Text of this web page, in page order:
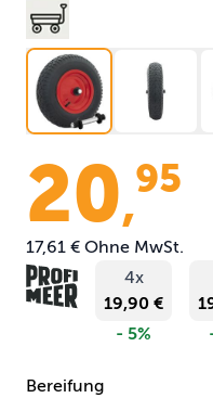
20,95
17,61 € Ohne MwSt.
4x
19,90 €
- 5%
Bereifung